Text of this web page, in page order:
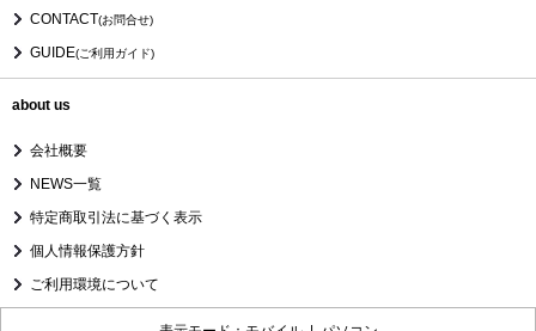
CONTACT(お問合せ)
GUIDE(ご利用ガイド)
about us
会社概要
NEWS一覧
特定商取引法に基づく表示
個人情報保護方針
ご利用環境について